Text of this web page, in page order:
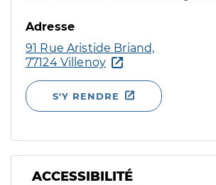
Adresse
91 Rue Aristide Briand,
77124 Villenoy
S'Y RENDRE
ACCESSIBILITÉ